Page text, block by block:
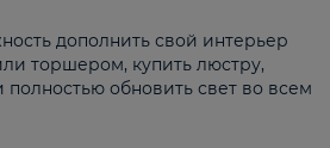
дополнить свой интерьер
торшером, купить люстру,
обновить свет во всем